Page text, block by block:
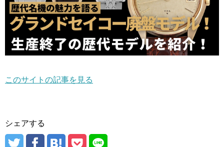
このサイトの記事を見る
シェアする